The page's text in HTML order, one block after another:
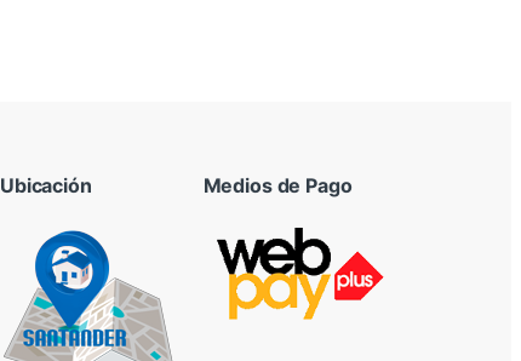
Ubicación Medios de Pago